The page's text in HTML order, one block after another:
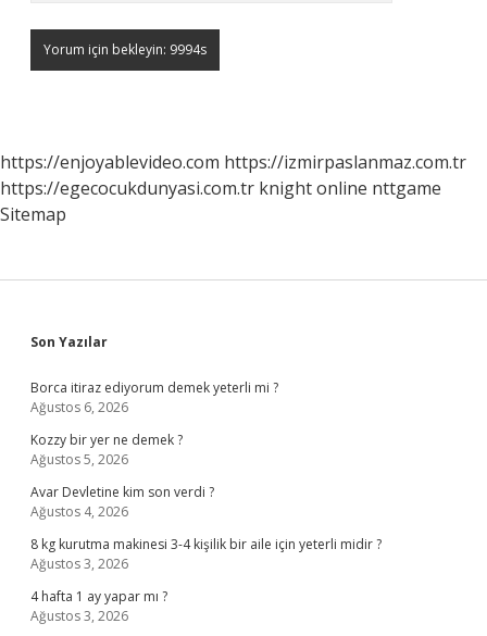
https://enjoyablevideo.com https://izmirpaslanmaz.com.tr
https://egecocukdunyasi.com.tr knight online nttgame
Sitemap
Sidebar
Son Yazılar
Borca itiraz ediyorum demek yeterli mi ?
Ağustos 6, 2026
Kozzy bir yer ne demek ?
Ağustos 5, 2026
Avar Devletine kim son verdi ?
Ağustos 4, 2026
8 kg kurutma makinesi 3-4 kişilik bir aile için yeterli midir ?
Ağustos 3, 2026
4 hafta 1 ay yapar mı ?
Ağustos 3, 2026